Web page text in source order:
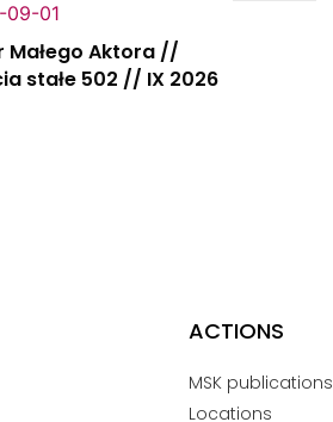
09-01
Małego Aktora //
stałe 502 // IX 2026
ACTIONS
MSK publications
Locations